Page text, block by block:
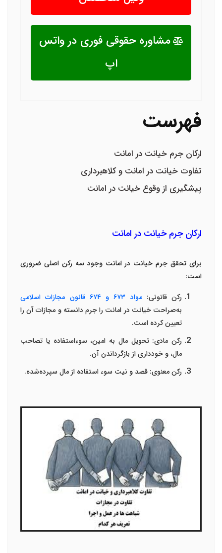
مشاوره حقوقی فوری در واتس
اپ
فهرست
ارکان جرم خیانت در امانت
تفاوت خیانت در امانت و کلاهبرداری
پیشگیری از وقوع خیانت در امانت
ارکان جرم خیانت در امانت
برای تحقق جرم خیانت در امانت وجود سه رکن اصلی ضروری
است:
رکن قانونی:مواد ۶۷۳و۶۷۴ قانون مجازات اسلامی
به‌صراحت خیانت در امانت را جرم دانسته و مجازات آن را
تعیین کرده است.
رکن مادی:تحویل مال به امین، سوءاستفاده یا تصاحب
مال، و خودداری از بازگرداندن آن.
رکن معنوی: قصد و نیت سوء استفاده از مال سپرده‌شده.